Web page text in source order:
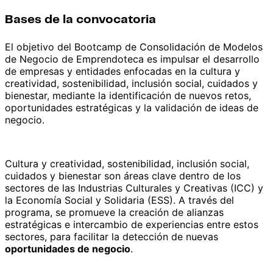
Bases de la convocatoria
El objetivo del Bootcamp de Consolidación de Modelos
de Negocio de Emprendoteca es impulsar el desarrollo
de empresas y entidades enfocadas en la cultura y
creatividad, sostenibilidad, inclusión social, cuidados y
bienestar, mediante la identificación de nuevos retos,
oportunidades estratégicas y la validación de ideas de
negocio.
Cultura y creatividad, sostenibilidad, inclusión social,
cuidados y bienestar son áreas clave dentro de los
sectores de las Industrias Culturales y Creativas (ICC) y
la Economía Social y Solidaria (ESS). A través del
programa, se promueve la creación de alianzas
estratégicas e intercambio de experiencias entre estos
sectores, para facilitar la detección de nuevas
oportunidades de negocio.